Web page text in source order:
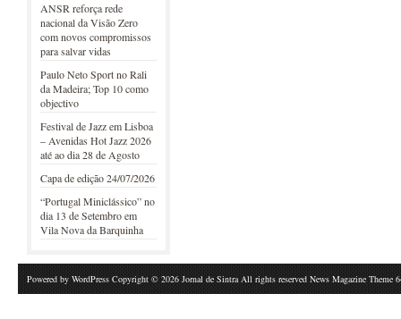
ANSR reforça rede
nacional da Visão Zero
com novos compromissos
para salvar vidas
Paulo Neto Sport no Rali
da Madeira; Top 10 como
objectivo
Festival de Jazz em Lisboa
– Avenidas Hot Jazz 2026
até ao dia 28 de Agosto
Capa de edição 24/07/2026
“Portugal Miniclássico” no
dia 13 de Setembro em
Vila Nova da Barquinha
Powered by WordPress Copyright © 2026 Jornal de Sintra All rights reserved News Magazine Theme